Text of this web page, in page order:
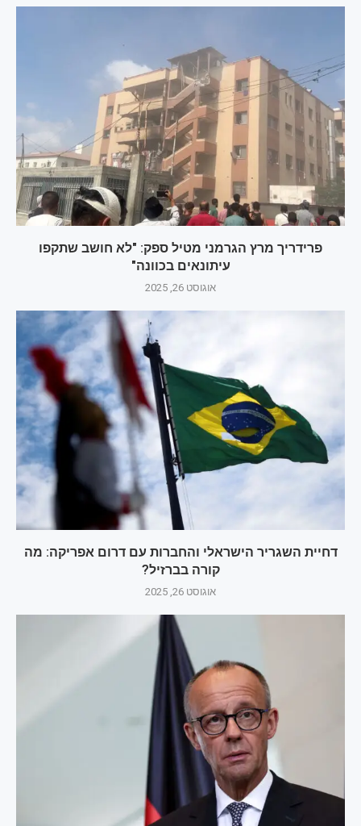
פרידריך מרץ הגרמני מטיל ספק: "לא חושב שתקפו
עיתונאים בכוונה"
אוגוסט 26, 2025
דחיית השגריר הישראלי והחברות עם דרום אפריקה: מה
קורה בברזיל?
אוגוסט 26, 2025